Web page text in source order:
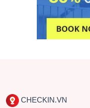
CHECKIN.VN